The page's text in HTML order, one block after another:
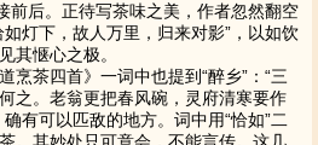
后。正待写茶味之美，作者忽然翻空
灯下，故人万里，归来对影”，以如饮
其惬心之极。
茶四首》一词中也提到“醉乡”：“三
之。老翁更把春风碗，灵府清寒要作
有可以匹敌的地方。词中用“恰如”二